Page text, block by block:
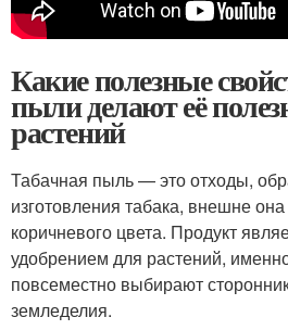
Какие полезные
пыли делают её
растений
Табачная пыль — это отходы,
изготовления табака, внешне
коричневого цвета. Продукт
удобрением для растений,
повсеместно выбирают
земледелия.